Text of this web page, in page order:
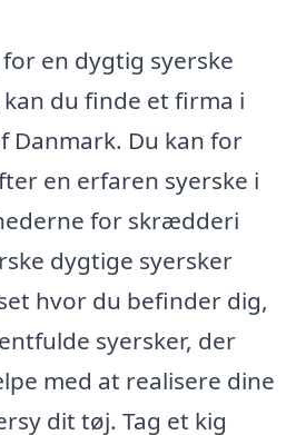
en dygtig syerske
du finde et firma i
Danmark. Du kan for
en erfaren syerske i
for skrædderi
dygtige syersker
hvor du befinder dig,
syersker, der
med at realisere dine
dit tøj. Tag et kig